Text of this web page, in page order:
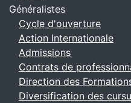
Généralistes
Cycle d'ouverture
Action Internationale
Admissions
Contrats de
Direction des
Diversification des